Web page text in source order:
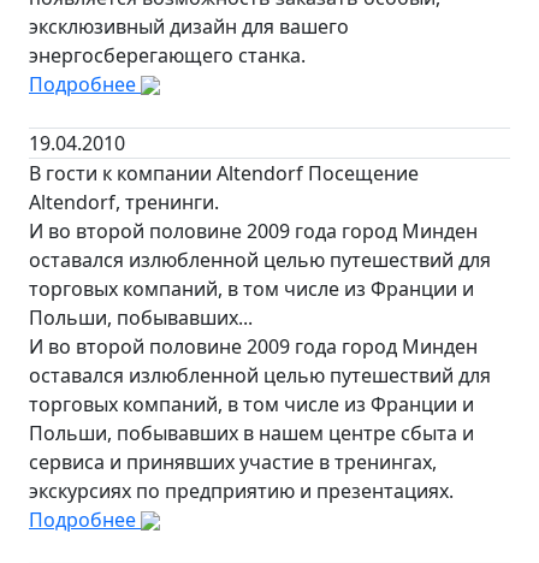
эксклюзивный дизайн для вашего
энергосберегающего станка.
Подробнее
19.04.2010
В гости к компании Altendorf Посещение
Altendorf, тренинги.
И во второй половине 2009 года город Минден
оставался излюбленной целью путешествий для
торговых компаний, в том числе из Франции и
Польши, побывавших...
И во второй половине 2009 года город Минден
оставался излюбленной целью путешествий для
торговых компаний, в том числе из Франции и
Польши, побывавших в нашем центре сбыта и
сервиса и принявших участие в тренингах,
экскурсиях по предприятию и презентациях.
Подробнее